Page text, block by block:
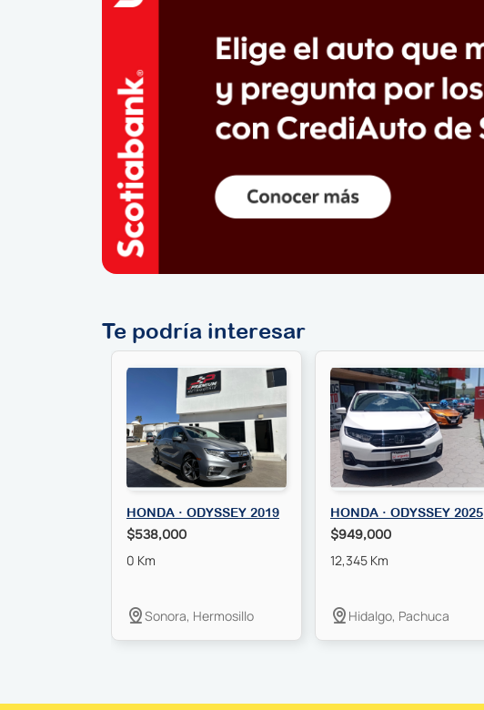
Te podría interesar
HONDA · ODYSSEY 2019
$538,000
0 Km
Sonora, Hermosillo
HONDA · ODYSSEY 2025
$949,000
12,345 Km
Hidalgo, Pachuca